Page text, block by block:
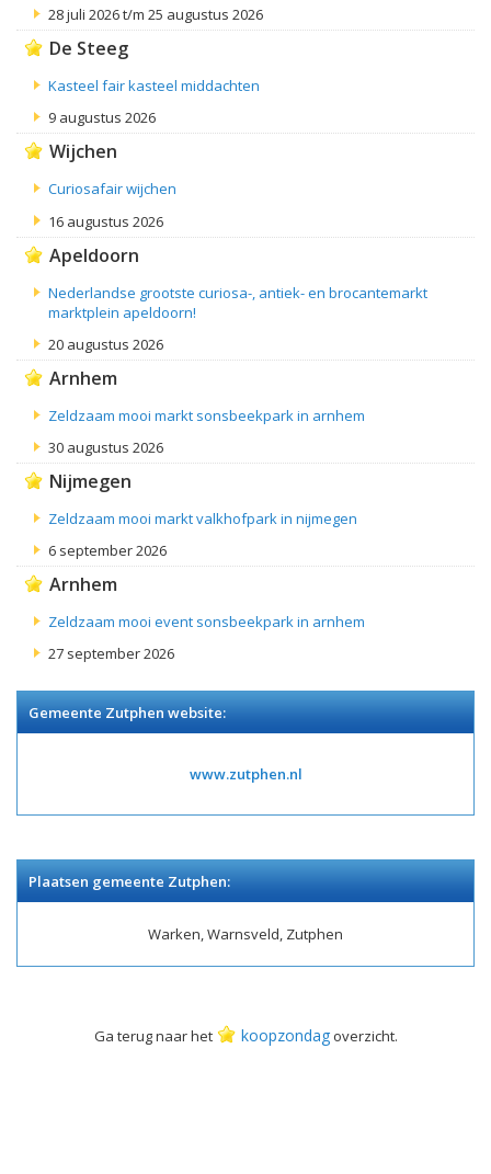
28 juli 2026 t/m 25 augustus 2026
De Steeg
Kasteel fair kasteel middachten
9 augustus 2026
Wijchen
Curiosafair wijchen
16 augustus 2026
Apeldoorn
Nederlandse grootste curiosa-, antiek- en brocantemarkt
marktplein apeldoorn!
20 augustus 2026
Arnhem
Zeldzaam mooi markt sonsbeekpark in arnhem
30 augustus 2026
Nijmegen
Zeldzaam mooi markt valkhofpark in nijmegen
6 september 2026
Arnhem
Zeldzaam mooi event sonsbeekpark in arnhem
27 september 2026
Gemeente Zutphen website:
www.zutphen.nl
Plaatsen gemeente Zutphen:
Warken, Warnsveld, Zutphen
Ga terug naar het koopzondagoverzicht.